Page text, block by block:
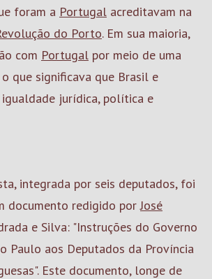
foram a Portugal acreditavam na
do Porto. Em sua maioria,
com Portugal por meio de uma
que significava que Brasil e
jurídica, política e
integrada por seis deputados, foi
documento redigido porJosé
e Silva: "Instruções do Governo
Paulo aos Deputados da Província
Este documento, longe de